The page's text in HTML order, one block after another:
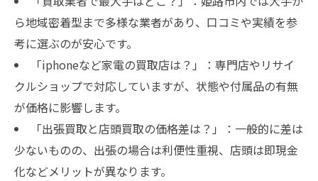
ら地域密着型まで多様な業者があり、口コミや実績を参
考に選ぶのが安心です。
「iphoneなど家電の買取店は？」：専門店やリサイ
クルショップで対応していますが、状態や付属品の有無
が価格に影響します。
「出張買取と店頭買取の価格差は？」：一般的に差は
少ないものの、出張の場合は利便性重視、店頭は即現金
化などメリットが異なります。